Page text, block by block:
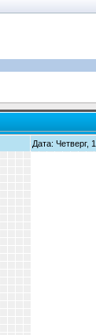
Дата: Четверг,